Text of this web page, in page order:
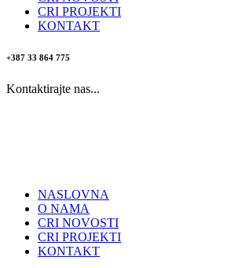
CRI PROJEKTI
KONTAKT
+387 33 864 775
Kontaktirajte nas...
NASLOVNA
O NAMA
CRI NOVOSTI
CRI PROJEKTI
KONTAKT